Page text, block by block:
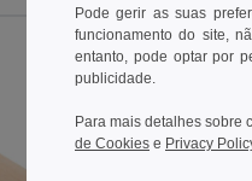
Pode gerir as suas
funcionamento do site,
entanto, pode optar por
publicidade.
Para mais detalhes sobre
de Cookies e Privacy